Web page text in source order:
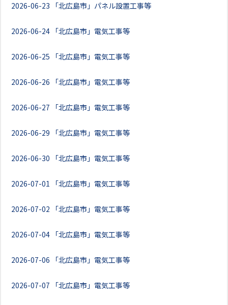
2026-06-23 「北広島市」パネル設置工事等
2026-06-24 「北広島市」電気工事等
2026-06-25 「北広島市」電気工事等
2026-06-26 「北広島市」電気工事等
2026-06-27 「北広島市」電気工事等
2026-06-29 「北広島市」電気工事等
2026-06-30 「北広島市」電気工事等
2026-07-01 「北広島市」電気工事等
2026-07-02 「北広島市」電気工事等
2026-07-04 「北広島市」電気工事等
2026-07-06 「北広島市」電気工事等
2026-07-07 「北広島市」電気工事等